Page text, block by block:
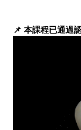
📌 本課程已通過